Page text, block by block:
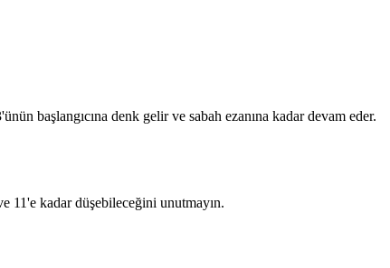
başlangıcına denk gelir ve sabah ezanına kadar devam eder.
11'e kadar düşebileceğini unutmayın.